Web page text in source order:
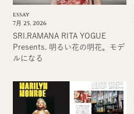
essay
7月 25, 2026
SRI.RAMANA RITA YOGUE
Presents. 明るい花の明花。モデ
ルになる